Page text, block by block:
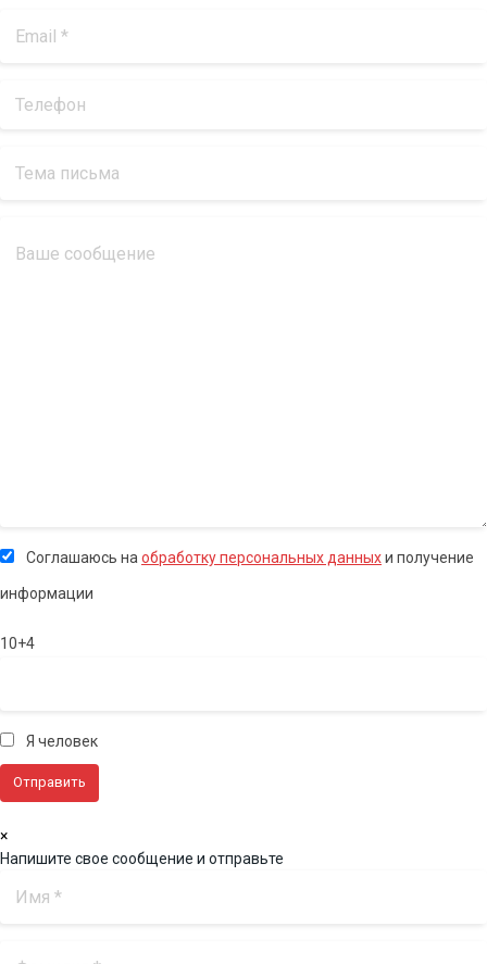
Соглашаюсь на обработку персональных данныхи получение
информации
10+4
Я человек
×
Напишите свое сообщение и отправьте